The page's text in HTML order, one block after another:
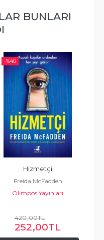
BUNLARI
-%40
11. Kat
Jane Casey
Olimpos Yayınları
420,00
252,00TL